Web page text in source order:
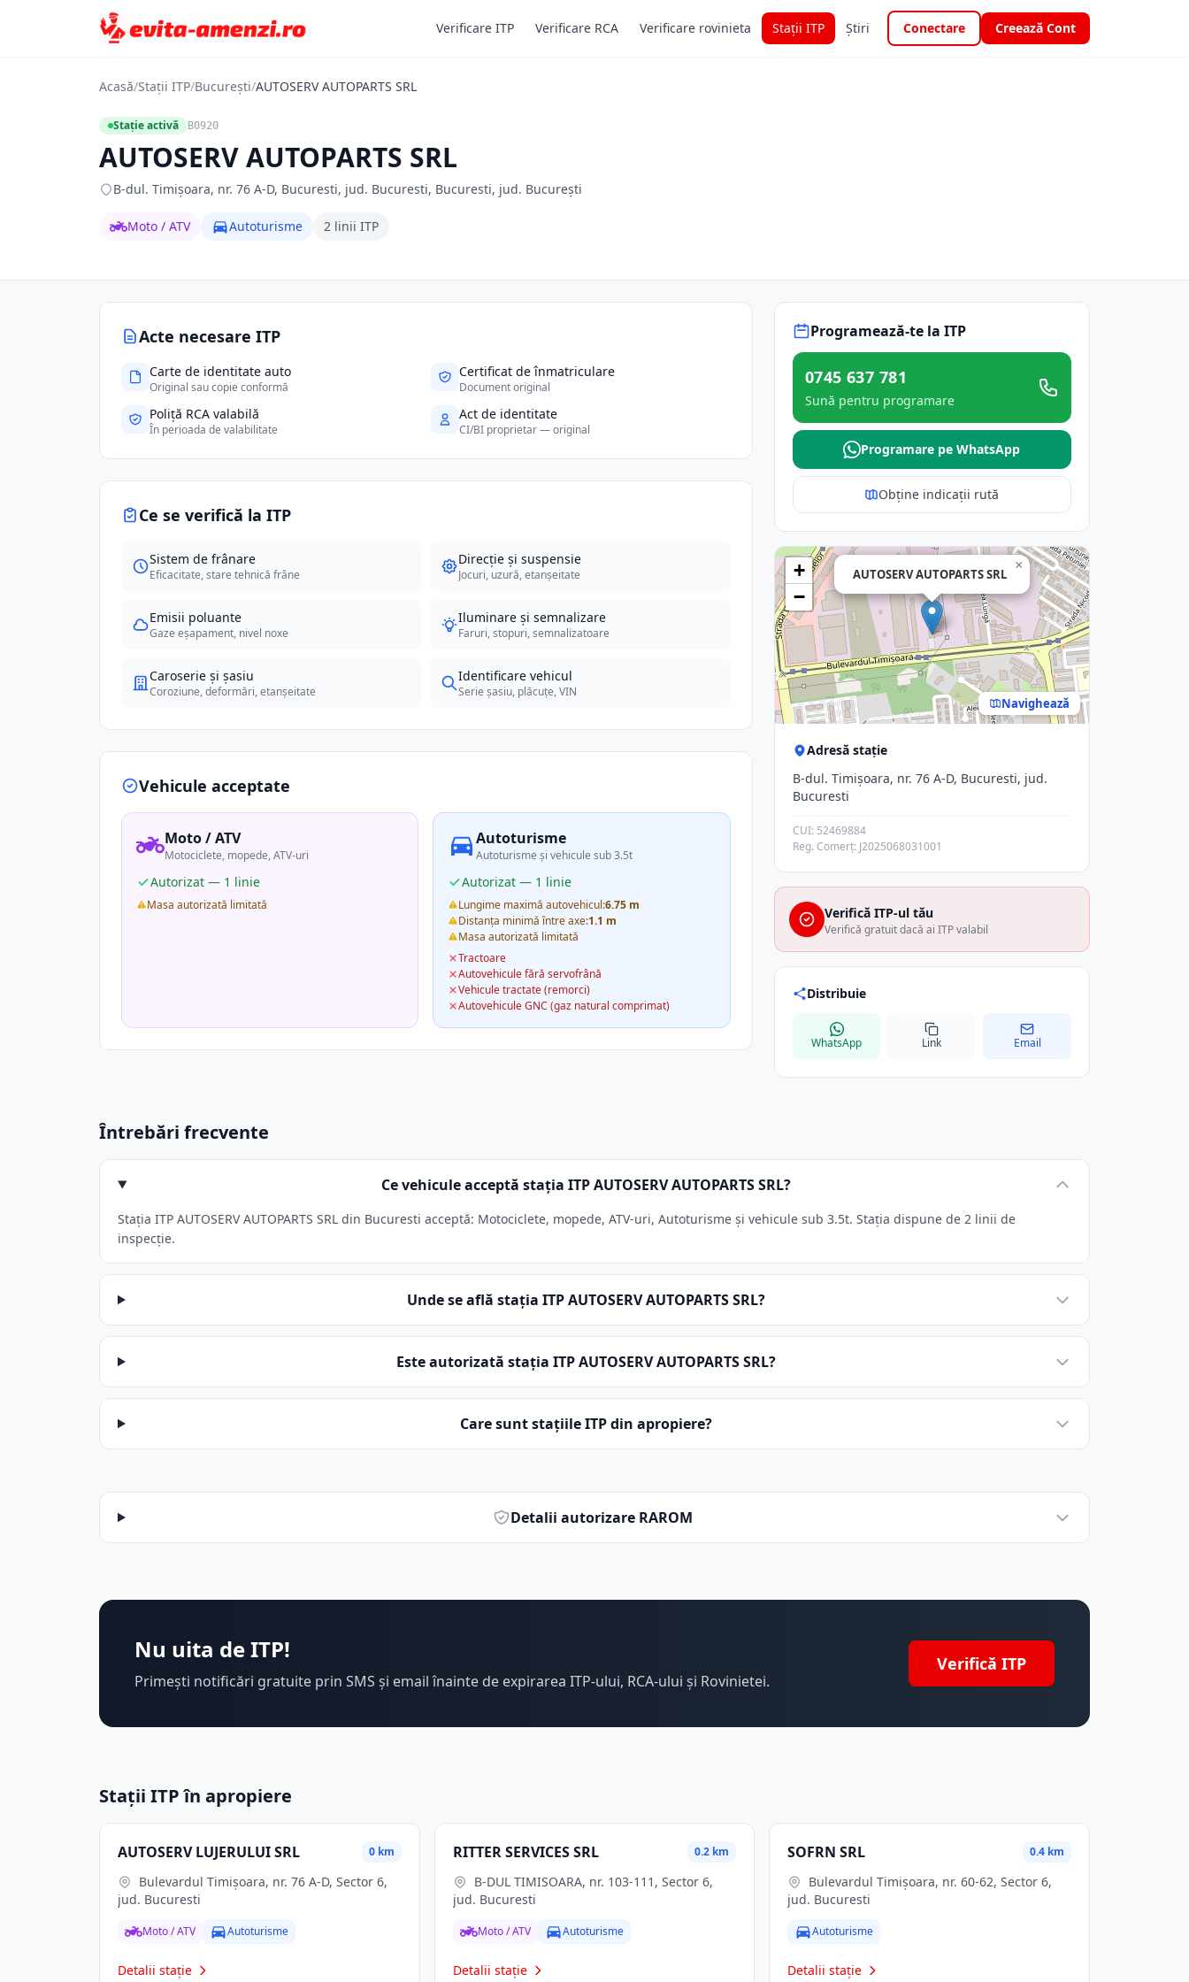
Verificare ITP Verificare RCA Verificare rovinieta Stații ITP Știri Conectare Creează Cont
Acasă/Stații ITP/București/AUTOSERV AUTOPARTS SRL
Stație activă B0920
AUTOSERV AUTOPARTS SRL
B-dul. Timişoara, nr. 76 A-D, Bucuresti, jud. Bucuresti, Bucuresti, jud. București
Moto / ATV Autoturisme 2 linii ITP
Acte necesare ITP
Carte de identitate auto
Original sau copie conformă
Certificat de înmatriculare
Document original
Poliță RCA valabilă
În perioada de valabilitate
Act de identitate
CI/BI proprietar — original
Ce se verifică la ITP
Sistem de frânare
Eficacitate, stare tehnică frâne
Direcție și suspensie
Jocuri, uzură, etanșeitate
Emisii poluante
Gaze eșapament, nivel noxe
Iluminare și semnalizare
Faruri, stopuri, semnalizatoare
Caroserie și șasiu
Coroziune, deformări, etanșeitate
Identificare vehicul
Serie șasiu, plăcuțe, VIN
Vehicule acceptate
Moto / ATV
Motociclete, mopede, ATV-uri
Autorizat — 1 linie
Masa autorizată limitată
Autoturisme
Autoturisme și vehicule sub 3.5t
Autorizat — 1 linie
Lungime maximă autovehicul:6.75 m
Distanța minimă între axe:1.1 m
Masa autorizată limitată
Tractoare
Autovehicule fără servofrână
Vehicule tractate (remorci)
Autovehicule GNC (gaz natural comprimat)
Programează-te la ITP
0745 637 781
Sună pentru programare
Programare pe WhatsApp
Obține indicații rută
AUTOSERV AUTOPARTS SRL
×
+
−
Navighează
Adresă stație
B-dul. Timişoara, nr. 76 A-D, Bucuresti, jud.
Bucuresti
CUI: 52469884
Reg. Comerț: J2025068031001
Verifică ITP-ul tău
Verifică gratuit dacă ai ITP valabil
Distribuie
WhatsApp Link Email
Întrebări frecvente
Ce vehicule acceptă stația ITP AUTOSERV AUTOPARTS SRL?
Stația ITP AUTOSERV AUTOPARTS SRL din Bucuresti acceptă: Motociclete, mopede, ATV-uri, Autoturisme și vehicule sub 3.5t. Stația dispune de 2 linii de
inspecție.
Unde se află stația ITP AUTOSERV AUTOPARTS SRL?
Este autorizată stația ITP AUTOSERV AUTOPARTS SRL?
Care sunt stațiile ITP din apropiere?
Detalii autorizare RAROM
Nu uita de ITP!
Primești notificări gratuite prin SMS și email înainte de expirarea ITP-ului, RCA-ului și Rovinietei.
Verifică ITP
Stații ITP în apropiere
AUTOSERV LUJERULUI SRL 0 km
jud. Bucuresti
Moto / ATV Autoturisme
Detalii stație
RITTER SERVICES SRL 0.2 km
jud. Bucuresti
Moto / ATV Autoturisme
Detalii stație
SOFRN SRL 0.4 km
jud. Bucuresti
Autoturisme
Detalii stație